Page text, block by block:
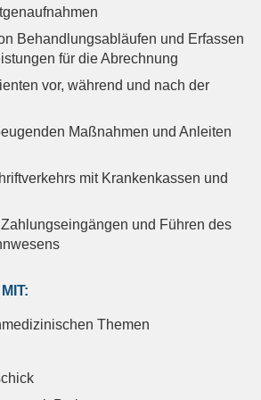
Behandlungsabläufen und Erfassen
für die Abrechnung
vor, während und nach der
Maßnahmen und Anleiten
mit Krankenkassen und
und Führen des
Themen